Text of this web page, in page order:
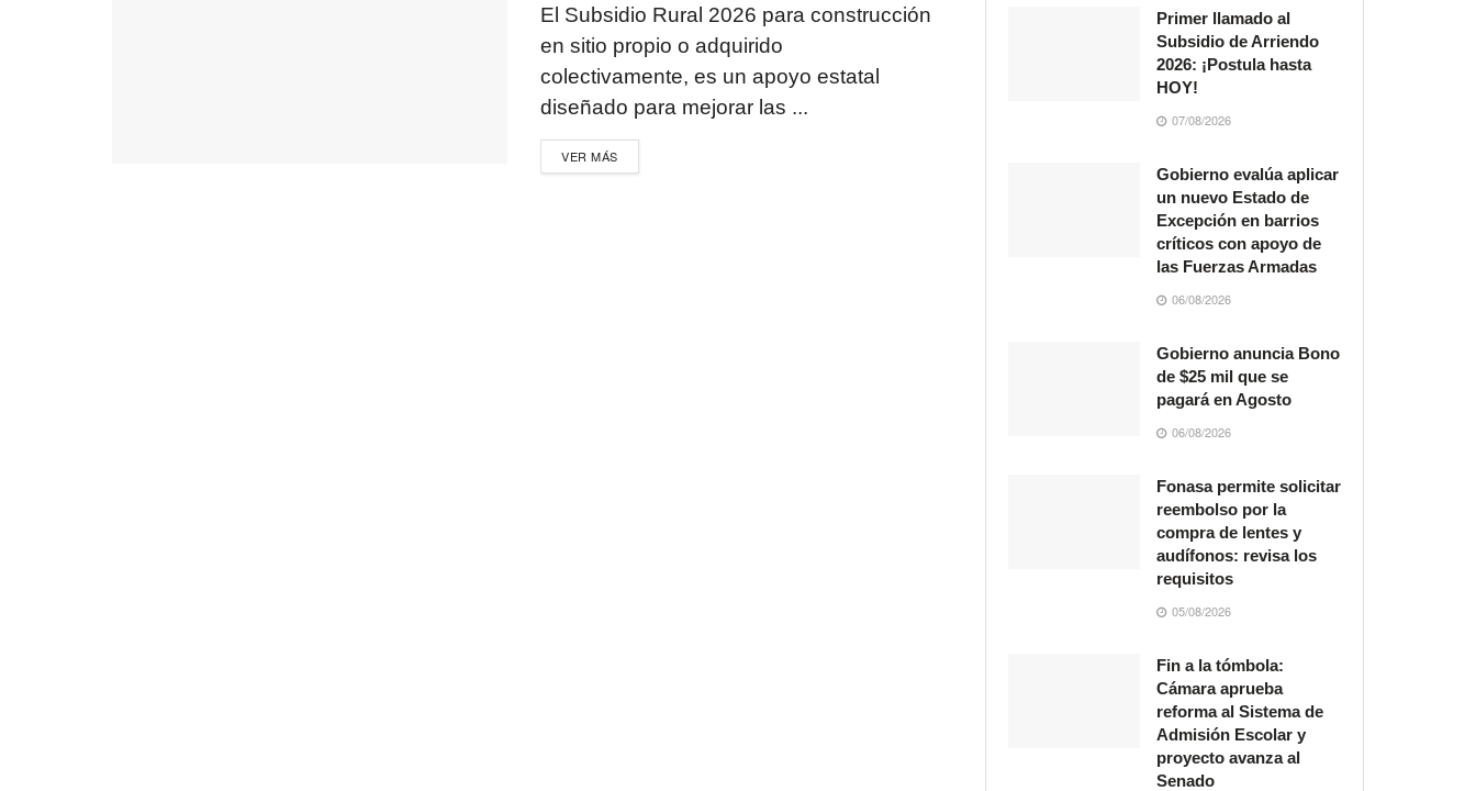
El Subsidio Rural 2026 para construcción
en sitio propio o adquirido
colectivamente, es un apoyo estatal
diseñado para mejorar las ...
VER MÁS
Primer llamado al
Subsidio de Arriendo
2026: ¡Postula hasta
HOY!
07/08/2026
Gobierno evalúa aplicar
un nuevo Estado de
Excepción en barrios
críticos con apoyo de
las Fuerzas Armadas
06/08/2026
Gobierno anuncia Bono
de $25 mil que se
pagará en Agosto
06/08/2026
Fonasa permite solicitar
reembolso por la
compra de lentes y
audífonos: revisa los
requisitos
05/08/2026
Fin a la tómbola:
Cámara aprueba
reforma al Sistema de
Admisión Escolar y
proyecto avanza al
Senado